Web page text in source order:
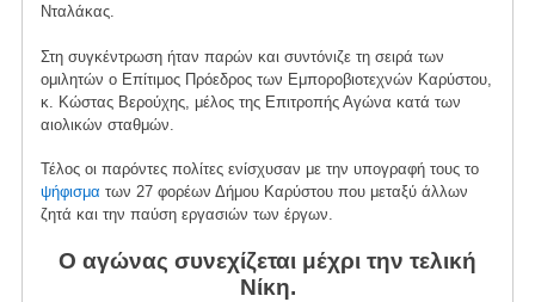
Νταλάκας.
Στη συγκέντρωση ήταν παρών και συντόνιζε τη σειρά των
ομιλητών ο Επίτιμος Πρόεδρος των Εμποροβιοτεχνών Καρύστου,
κ. Κώστας Βερούχης, μέλος της Επιτροπής Αγώνα κατά των
αιολικών σταθμών.
Τέλος οι παρόντες πολίτες ενίσχυσαν με την υπογραφή τους το
ψήφισμα των 27 φορέων Δήμου Καρύστου που μεταξύ άλλων
ζητά και την παύση εργασιών των έργων.
Ο αγώνας συνεχίζεται μέχρι την τελική
Νίκη.